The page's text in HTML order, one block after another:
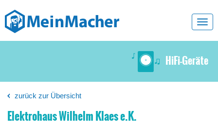
HiFi-Geräte
zurück zur Übersicht
Elektrohaus Wilhelm Klaes e.K.